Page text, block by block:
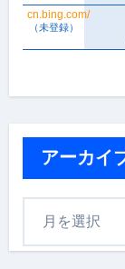
アーカイ